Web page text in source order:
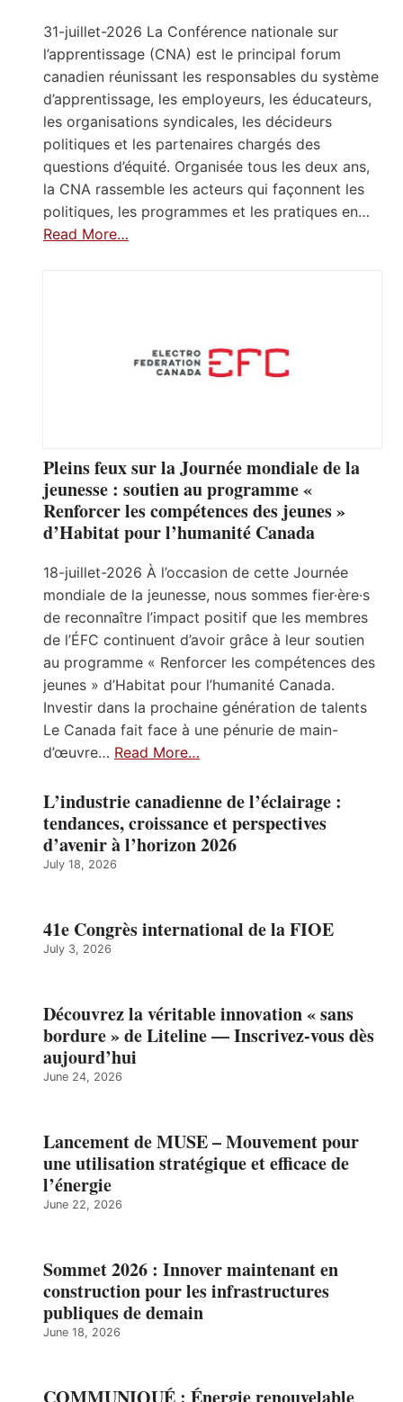
31-juillet-2026 La Conférence nationale sur
l’apprentissage (CNA) est le principal forum
canadien réunissant les responsables du système
d’apprentissage, les employeurs, les éducateurs,
les organisations syndicales, les décideurs
politiques et les partenaires chargés des
questions d’équité. Organisée tous les deux ans,
la CNA rassemble les acteurs qui façonnent les
politiques, les programmes et les pratiques en…
Read More…
Pleins feux sur la Journée mondiale de la
jeunesse : soutien au programme «
Renforcer les compétences des jeunes »
d’Habitat pour l’humanité Canada
18-juillet-2026 À l’occasion de cette Journée
mondiale de la jeunesse, nous sommes fier·ère·s
de reconnaître l’impact positif que les membres
de l’ÉFC continuent d’avoir grâce à leur soutien
au programme « Renforcer les compétences des
jeunes » d’Habitat pour l’humanité Canada.
Investir dans la prochaine génération de talents
Le Canada fait face à une pénurie de main-
d’œuvre… Read More…
L’industrie canadienne de l’éclairage :
tendances, croissance et perspectives
d’avenir à l’horizon 2026
July 18, 2026
41e Congrès international de la FIOE
July 3, 2026
Découvrez la véritable innovation « sans
bordure » de Liteline — Inscrivez-vous dès
aujourd’hui
June 24, 2026
Lancement de MUSE – Mouvement pour
une utilisation stratégique et efficace de
l’énergie
June 22, 2026
Sommet 2026 : Innover maintenant en
construction pour les infrastructures
publiques de demain
June 18, 2026